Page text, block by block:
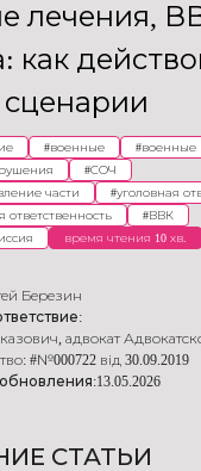
лечения,
как
#военные #военные
#СОЧ
части #уголовная
ответственность #ВВК
время чтения 10 хв.
Березин
, адвокат
#№000722 від 30.09.2019
13.05.2026
СТАТЬИ